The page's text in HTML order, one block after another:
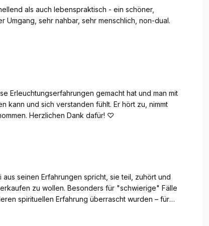
als auch lebenspraktisch - ein schöner,
sehr nahbar, sehr menschlich, non-dual.
Erleuchtungserfahrungen gemacht hat und man mit
kann und sich verstanden fühlt. Er hört zu, nimmt
Herzlichen Dank dafür! ♡
seinen Erfahrungen spricht, sie teil, zuhört und
zu wollen. Besonders für "schwierige" Fälle
spirituellen Erfahrung überrascht wurden – für
der herkömmlichen spirituelle Szene locker
Hierarchie-Verhalten aus – jemand, mit dem man